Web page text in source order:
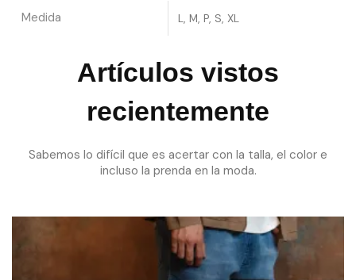
Medida L, M, P, S, XL
Artículos vistos
recientemente
Sabemos lo difícil que es acertar con la talla, el color e
incluso la prenda en la moda.